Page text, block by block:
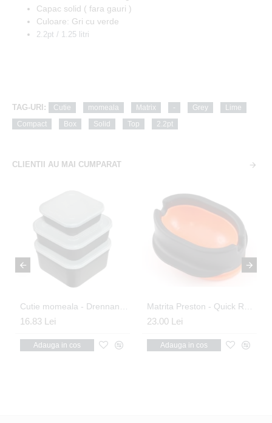
Capac solid ( fara gauri )
Culoare: Gri cu verde
2.2pt / 1.25 litri
TAG-URI: Cutie momeala Matrix - Grey
Lime
Compact
Box Solid Top 2.2pt
CLIENTII AU MAI CUMPARAT
16.83 Lei
Adauga in cos
23.00 Lei
Adauga in cos